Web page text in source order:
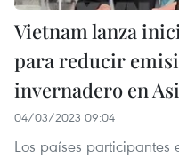
Vietnam lanza
para reducir
invernadero en
04/03/2023 09:04
Los países